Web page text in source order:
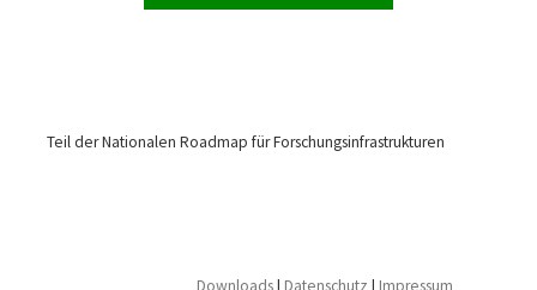
Teil der Nationalen Roadmap für Forschungsinfrastrukturen